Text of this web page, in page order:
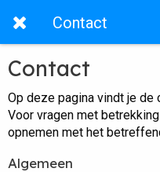
Contact
Contact
Op deze pagina vindt je de
Voor vragen met
opnemen met het
Algemeen